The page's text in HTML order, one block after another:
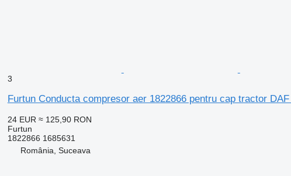
3
Furtun Conducta compresor aer 1822866 pentru cap tractor
24 EUR ≈ 125,90 RON
Furtun
1822866 1685631
România, Suceava